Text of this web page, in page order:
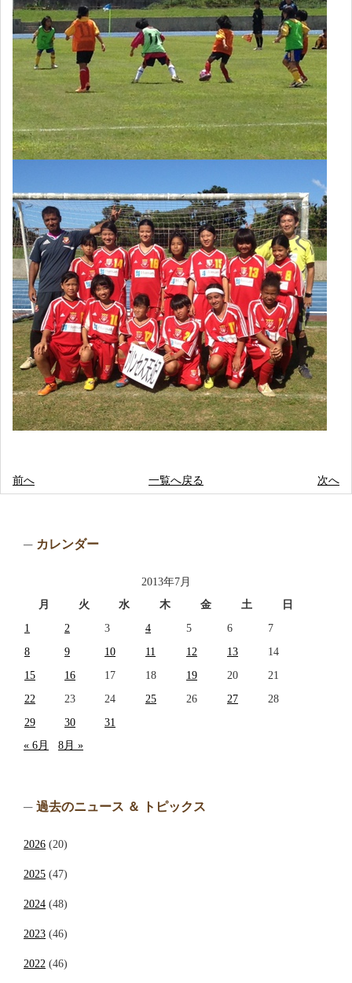
前へ 一覧へ戻る 次へ
カレンダー
2013年7月
月
火 水 木 金 土
日
1
2 3 4 5 6
7
8
9 10 11 12 13
14
15
16 17 18 19 20
21
22
23 24 25 26 27
28
29
30
31
« 6月
8月 »
過去のニュース ＆ トピックス
2026 (20)
2025 (47)
2024 (48)
2023 (46)
2022 (46)